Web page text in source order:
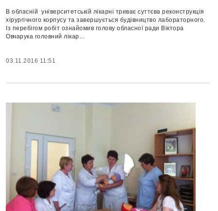
В обласній університетській лікарні триває суттєва реконструкція
хірургічного корпусу та завершується будівництво лабораторного.
Із перебігом робіт ознайомив голову обласної ради Віктора
Овчарука головний лікар...
03.11.2016 11:51